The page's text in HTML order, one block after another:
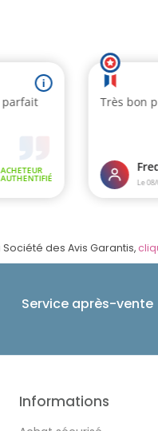
des Avis Garantis,
Service après-vente
Informations